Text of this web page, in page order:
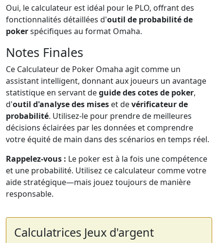
Oui, le calculateur est idéal pour le PLO, offrant des
fonctionnalités détaillées d'outil de probabilité de
pokerspécifiques au format Omaha.
Notes Finales
Ce Calculateur de Poker Omaha agit comme un
assistant intelligent, donnant aux joueurs un avantage
statistique en servant deguide des cotes de poker,
d'outil d'analyse des mises et devérificateur de
probabilité. Utilisez-le pour prendre de meilleures
décisions éclairées par les données et comprendre
votre équité de main dans des scénarios en temps réel.
Rappelez-vous : Le poker est à la fois une compétence
et une probabilité. Utilisez ce calculateur comme votre
aide stratégique—mais jouez toujours de manière
responsable.
Calculatrices Jeux d'argent